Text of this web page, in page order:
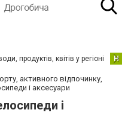
продуктів, квітів у регіоні Н
активного відпочинку,
і аксесуари
і